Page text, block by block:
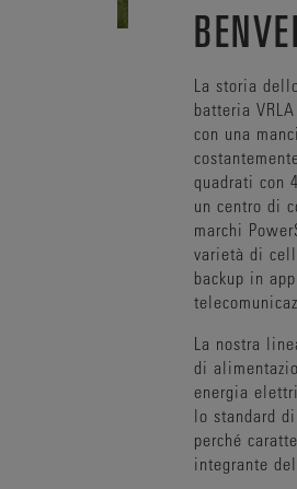
La storia
batteria
con una
quadrati con
un centro di
marchi
varietà di
backup in
La nostra
di
energia
lo standard
perché
integrante